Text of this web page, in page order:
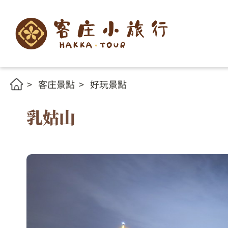
客庄景點 好玩景點
乳姑山